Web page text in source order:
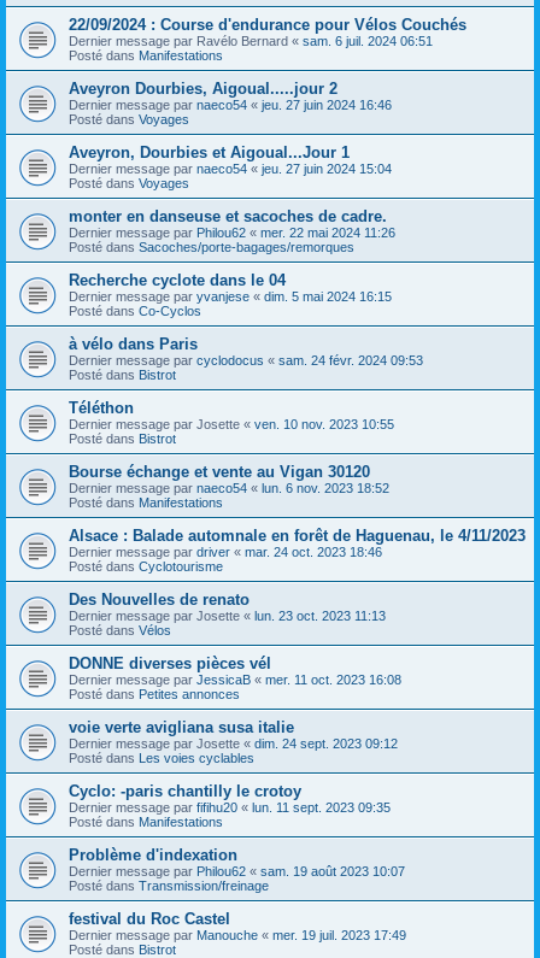
22/09/2024 : Course d'endurance pour Vélos Couchés
Dernier message par Ravélo Bernard « sam. 6 juil. 2024 06:51
Posté dans Manifestations
Aveyron Dourbies, Aigoual.....jour 2
Dernier message par naeco54 « jeu. 27 juin 2024 16:46
Posté dans Voyages
Aveyron, Dourbies et Aigoual...Jour 1
Dernier message par naeco54 « jeu. 27 juin 2024 15:04
Posté dans Voyages
monter en danseuse et sacoches de cadre.
Dernier message par Philou62 « mer. 22 mai 2024 11:26
Posté dans Sacoches/porte-bagages/remorques
Recherche cyclote dans le 04
Dernier message par yvanjese « dim. 5 mai 2024 16:15
Posté dans Co-Cyclos
à vélo dans Paris
Dernier message par cyclodocus « sam. 24 févr. 2024 09:53
Posté dans Bistrot
Téléthon
Dernier message par Josette « ven. 10 nov. 2023 10:55
Posté dans Bistrot
Bourse échange et vente au Vigan 30120
Dernier message par naeco54 « lun. 6 nov. 2023 18:52
Posté dans Manifestations
Alsace : Balade automnale en forêt de Haguenau, le 4/11/2023
Dernier message par driver « mar. 24 oct. 2023 18:46
Posté dans Cyclotourisme
Des Nouvelles de renato
Dernier message par Josette « lun. 23 oct. 2023 11:13
Posté dans Vélos
DONNE diverses pièces vél
Dernier message par JessicaB « mer. 11 oct. 2023 16:08
Posté dans Petites annonces
voie verte avigliana susa italie
Dernier message par Josette « dim. 24 sept. 2023 09:12
Posté dans Les voies cyclables
Cyclo: -paris chantilly le crotoy
Dernier message par fifihu20 « lun. 11 sept. 2023 09:35
Posté dans Manifestations
Problème d'indexation
Dernier message par Philou62 « sam. 19 août 2023 10:07
Posté dans Transmission/freinage
festival du Roc Castel
Dernier message par Manouche « mer. 19 juil. 2023 17:49
Posté dans Bistrot